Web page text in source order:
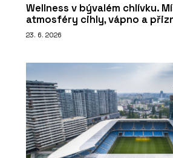
Wellness v bývalém chlívku.
atmosféry cihly, vápno a
23. 6. 2026